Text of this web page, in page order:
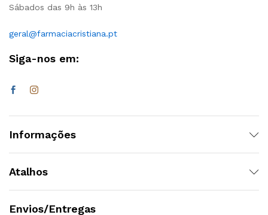
Sábados das 9h às 13h
geral@farmaciacristiana.pt
Siga-nos em:
Informações
Atalhos
Envios/Entregas